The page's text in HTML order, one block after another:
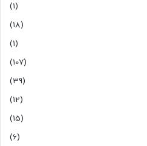
(1)
(18)
(1)
(107)
(39)
(12)
(15)
(6)